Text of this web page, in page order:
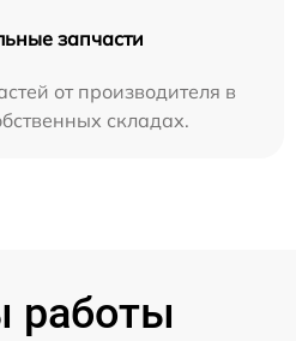
запчасти
от производителя в
складах.
работы